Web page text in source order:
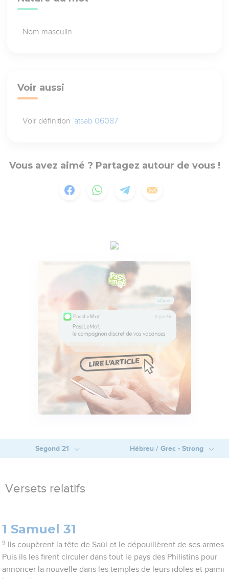
Nom masculin
Voir aussi
Voir définition`atsab 06087
Vous avez aimé ? Partagez autour de vous !
Segond 21 Hébreu / Grec - Strong
Versets relatifs
1 Samuel 31
9
Ils coupèrent la tête de Saül et le dépouillèrent de ses armes.
Puis ils les firent circuler dans tout le pays des Philistins pour
annoncer la nouvelle dans les temples de leurs idoles et parmi